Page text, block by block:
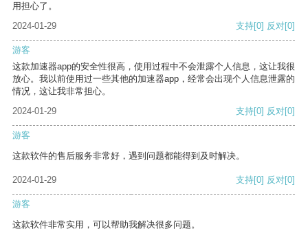
用担心了。
2024-01-29
支持[0] 反对[0]
游客
这款加速器app的安全性很高，使用过程中不会泄露个人信息，这让我很
放心。我以前使用过一些其他的加速器app，经常会出现个人信息泄露的
情况，这让我非常担心。
2024-01-29
支持[0] 反对[0]
游客
这款软件的售后服务非常好，遇到问题都能得到及时解决。
2024-01-29 支持[0] 反对[0]
游客
这款软件非常实用，可以帮助我解决很多问题。